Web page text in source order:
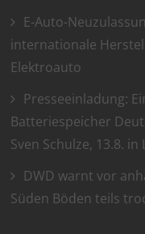
E-Auto-
internationale
Elektroauto
Presseeinladung:
Batteriespeicher
Sven Schulze, 13.8.
DWD warnt vor
Süden Böden teils